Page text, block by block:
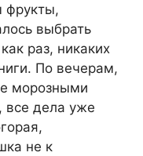
фрукты,
выбрать
раз, никаких
По вечерам,
морозными
все дела уже
не к